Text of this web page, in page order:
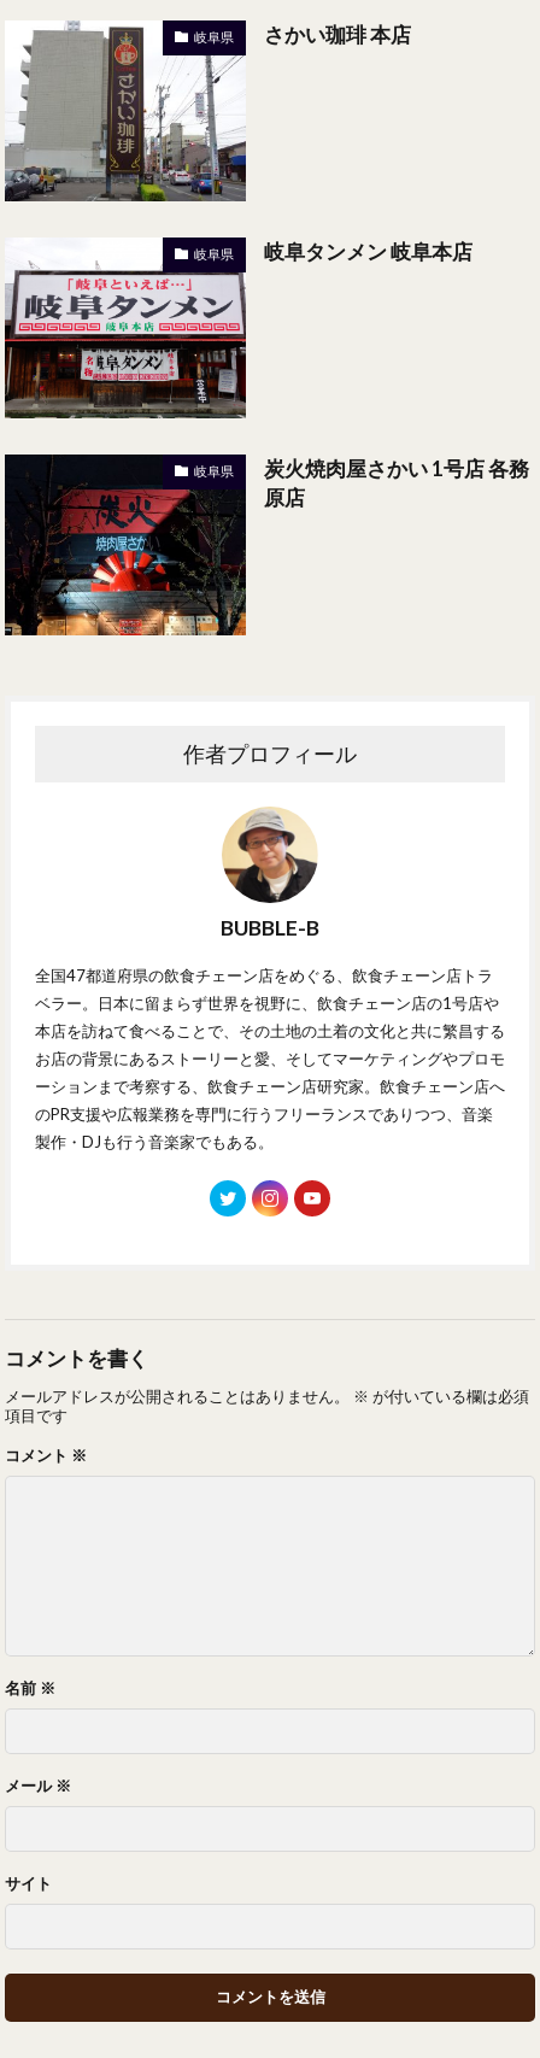
岐阜県 さかい珈琲 本店
岐阜県 岐阜タンメン 岐阜本店
岐阜県
炭火焼肉屋さかい 1号店 各務
原店
作者プロフィール
BUBBLE-B
全国47都道府県の飲食チェーン店をめぐる、飲食チェーン店トラ
ベラー。日本に留まらず世界を視野に、飲食チェーン店の1号店や
本店を訪ねて食べることで、その土地の土着の文化と共に繁昌する
お店の背景にあるストーリーと愛、そしてマーケティングやプロモ
ーションまで考察する、飲食チェーン店研究家。飲食チェーン店へ
のPR支援や広報業務を専門に行うフリーランスでありつつ、音楽
製作・DJも行う音楽家でもある。
コメントを書く
メールアドレスが公開されることはありません。 ※ が付いている欄は必須
項目です
コメント ※
名前 ※
メール ※
サイト